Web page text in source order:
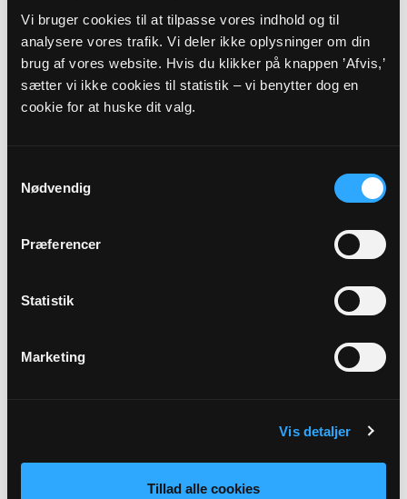
Vi bruger cookies til at tilpasse vores indhold og til
analysere vores trafik. Vi deler ikke oplysninger om din
brug af vores website. Hvis du klikker på knappen ’Afvis,’
sætter vi ikke cookies til statistik – vi benytter dog en
cookie for at huske dit valg.
Nødvendig
Præferencer
Statistik
Marketing
Vis detaljer
Tillad alle cookies
kl. 16:00 - 17:15
Præst
Morten Sørensen
Sammen mindes vi dem, vi savner
Allehelgensgudstjeneste skaber plads til at mindes og
sørge over dem, vi har mistet. Og der er plads til at takke
for det liv, vi fik lov at dele med dem. Når vi holder
der døde i det forløbne år. Inden gudstjenesten (kl. 15.00-
15.45) er der mulighed for at drikke en kop kaffe eller the i